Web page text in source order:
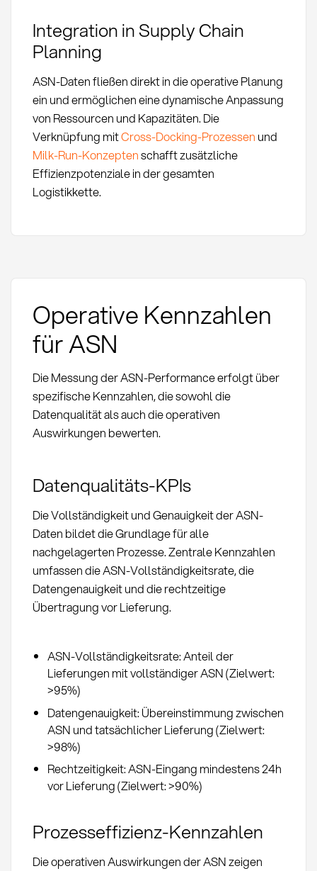
Integration in Supply Chain
Planning
ASN-Daten fließen direkt in die operative Planung
ein und ermöglichen eine dynamische Anpassung
von Ressourcen und Kapazitäten. Die
Verknüpfung mitCross-Docking-Prozessen und
Milk-Run-Konzeptenschafft zusätzliche
Effizienzpotenziale in der gesamten
Logistikkette.
Operative Kennzahlen
für ASN
Die Messung der ASN-Performance erfolgt über
spezifische Kennzahlen, die sowohl die
Datenqualität als auch die operativen
Auswirkungen bewerten.
Datenqualitäts-KPIs
Die Vollständigkeit und Genauigkeit der ASN-
Daten bildet die Grundlage für alle
nachgelagerten Prozesse. Zentrale Kennzahlen
umfassen die ASN-Vollständigkeitsrate, die
Datengenauigkeit und die rechtzeitige
Übertragung vor Lieferung.
ASN-Vollständigkeitsrate: Anteil der
Lieferungen mit vollständiger ASN (Zielwert:
>95%)
Datengenauigkeit: Übereinstimmung zwischen
ASN und tatsächlicher Lieferung (Zielwert:
>98%)
Rechtzeitigkeit: ASN-Eingang mindestens 24h
vor Lieferung (Zielwert: >90%)
Prozesseffizienz-Kennzahlen
Die operativen Auswirkungen der ASN zeigen